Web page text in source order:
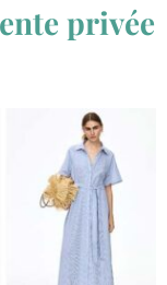
privée